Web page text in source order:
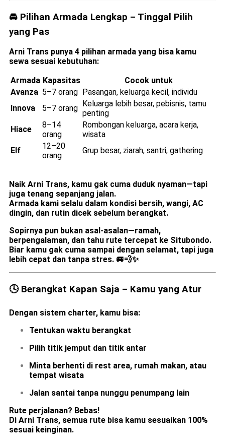
🚘 Pilihan Armada Lengkap – Tinggal Pilih
yang Pas
Arni Trans punya 4 pilihan armada yang bisa kamu
sewa sesuai kebutuhan:
Armada Kapasitas
Cocok untuk
Avanza 5–7 orang Pasangan, keluarga kecil, individu
Innova
5–7 orang Keluarga lebih besar, pebisnis, tamu
penting
Hiace
8–14
orang
Rombongan keluarga, acara kerja,
wisata
Elf
12–20
orang
Grup besar, ziarah, santri, gathering
Naik Arni Trans, kamu gak cuma duduk nyaman—tapi
juga tenang sepanjang jalan.
Armada kami selalu dalam kondisi bersih, wangi, AC
dingin, dan rutin dicek sebelum berangkat.
Sopirnya pun bukan asal-asalan—ramah,
berpengalaman, dan tahu rute tercepat ke Situbondo.
Biar kamu gak cuma sampai dengan selamat, tapi juga
lebih cepat dan tanpa stres. 🚐💨✨
🕓 Berangkat Kapan Saja – Kamu yang Atur
Dengan sistem charter, kamu bisa:
Tentukan waktu berangkat
Pilih titik jemput dan titik antar
Minta berhenti di rest area, rumah makan, atau
tempat wisata
Jalan santai tanpa nunggu penumpang lain
Rute perjalanan? Bebas!
Di Arni Trans, semua rute bisa kamu sesuaikan 100%
sesuai keinginan.